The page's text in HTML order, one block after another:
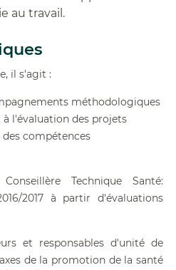
au travail.
il s'agit :
méthodologiques
l'évaluation des projets
compétences
Technique Santé:
2017 à partir d'évaluations
et responsables d'unité de
de la promotion de la santé